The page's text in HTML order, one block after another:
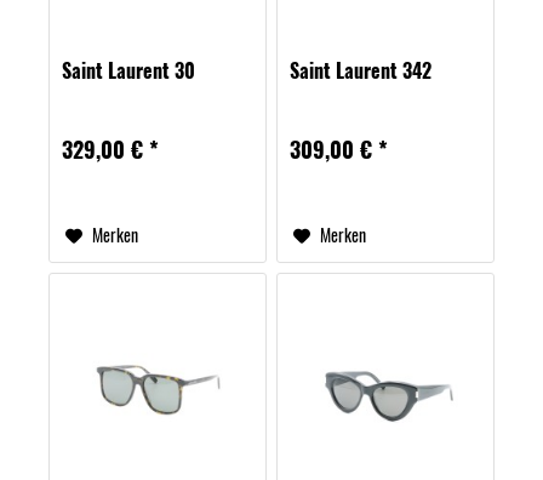
Saint Laurent 30
329,00 € *
Merken
Saint Laurent 342
309,00 € *
Merken